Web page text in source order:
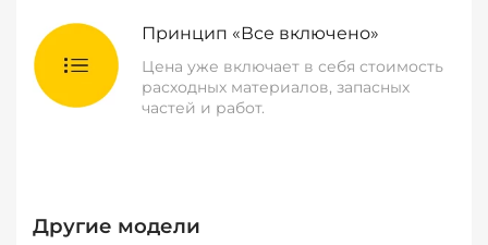
Принцип «Все включено»
Цена уже включает в себя стоимость
расходных материалов, запасных
частей и работ.
Другие модели